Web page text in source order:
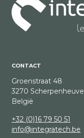
CONTACT
Groenstraat 48
3270 Scherpenheuvel
België
+32 (0)16 79 50 51
info@integratech.be